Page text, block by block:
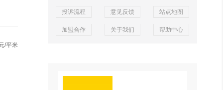
/平米
投诉流程 意见反馈 站点地图
加盟合作 关于我们 帮助中心